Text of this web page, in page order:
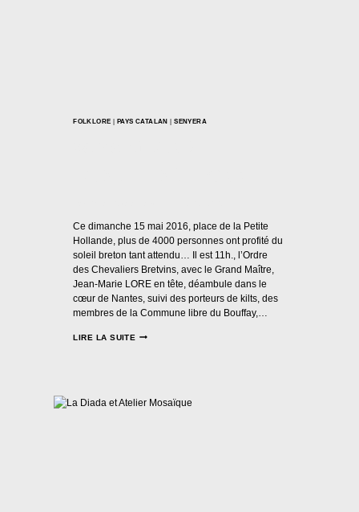
FOLKLORE | PAYS CATALAN |SENYERA
Ce dimanche 15 mai 2016, place de la Petite
Hollande, plus de 4000 personnes ont profité du
soleil breton tant attendu… Il est 11h., l’Ordre
des Chevaliers Bretvins, avec le Grand Maître,
Jean-Marie LORE en tête, déambule dans le
cœur de Nantes, suivi des porteurs de kilts, des
membres de la Commune libre du Bouffay,…
LIRE LA SUITE